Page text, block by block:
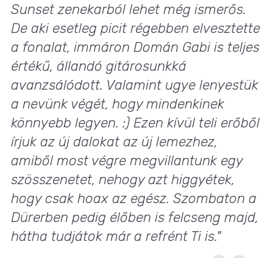
Sunset zenekarból lehet még ismerős.
De aki esetleg picit régebben elvesztette
a fonalat, immáron Domán Gabi is teljes
értékű, állandó gitárosunkká
avanzsálódott. Valamint ugye lenyestük
a nevünk végét, hogy mindenkinek
könnyebb legyen. :) Ezen kívül teli erőből
írjuk az új dalokat az új lemezhez,
amiből most végre megvillantunk egy
szösszenetet, nehogy azt higgyétek,
hogy csak hoax az egész. Szombaton a
Dürerben pedig élőben is felcseng majd,
hátha tudjátok már a refrént Ti is."